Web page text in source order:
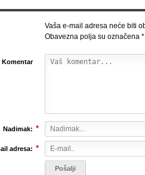
Vaša e-mail adresa neće biti
Obavezna polja su označena *
Komentar
Nadimak: *
adresa: *